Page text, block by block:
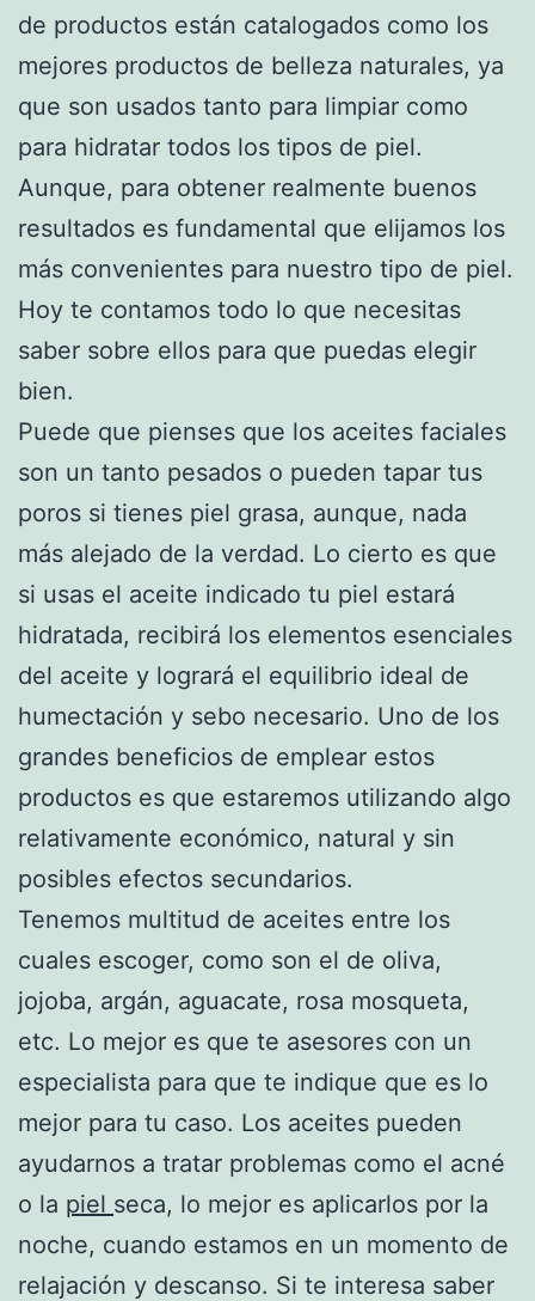
de productos están catalogados como los
mejores productos de belleza naturales, ya
que son usados tanto para limpiar como
para hidratar todos los tipos de piel.
Aunque, para obtener realmente buenos
resultados es fundamental que elijamos los
más convenientes para nuestro tipo de piel.
Hoy te contamos todo lo que necesitas
saber sobre ellos para que puedas elegir
bien.
Puede que pienses que los aceites faciales
son un tanto pesados o pueden tapar tus
poros si tienes piel grasa, aunque, nada
más alejado de la verdad. Lo cierto es que
si usas el aceite indicado tu piel estará
hidratada, recibirá los elementos esenciales
del aceite y logrará el equilibrio ideal de
humectación y sebo necesario. Uno de los
grandes beneficios de emplear estos
productos es que estaremos utilizando algo
relativamente económico, natural y sin
posibles efectos secundarios.
Tenemos multitud de aceites entre los
cuales escoger, como son el de oliva,
jojoba, argán, aguacate, rosa mosqueta,
etc. Lo mejor es que te asesores con un
especialista para que te indique que es lo
mejor para tu caso. Los aceites pueden
ayudarnos a tratar problemas como el acné
o la piel seca, lo mejor es aplicarlos por la
noche, cuando estamos en un momento de
relajación y descanso. Si te interesa saber